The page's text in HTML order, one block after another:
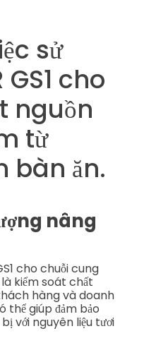
sử
cho
nguồn
từ
bàn ăn.
nâng
cho chuỗi cung
kiểm soát chất
hàng và doanh
thể giúp đảm bảo
với nguyên liệu tươi